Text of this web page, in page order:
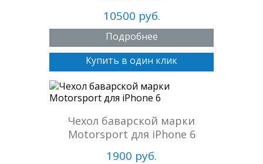
10500 руб.
Подробнее
Купить в один клик
Чехол баварской марки
Motorsport для iPhone 6
1900 руб.